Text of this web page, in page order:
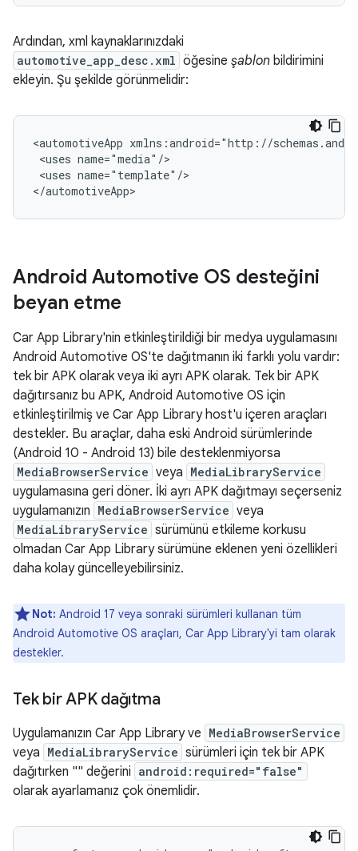
Ardından, xml kaynaklarınızdaki
automotive_app_desc.xml öğesine şablon bildirimini
ekleyin. Şu şekilde görünmelidir:
<automotiveApp
<uses
<uses name="template"/>
Android Automotive OS desteğini
beyan etme
Car App Library'nin etkinleştirildiği bir medya uygulamasını
Android Automotive OS'te dağıtmanın iki farklı yolu vardır:
tek bir APK olarak veya iki ayrı APK olarak. Tek bir APK
dağıtırsanız bu APK, Android Automotive OS için
etkinleştirilmiş ve Car App Library host'u içeren araçları
destekler. Bu araçlar, daha eski Android sürümlerinde
(Android 10 - Android 13) bile desteklenmiyorsa
MediaBrowserService veya MediaLibraryService
uygulamasına geri döner. İki ayrı APK dağıtmayı seçerseniz
uygulamanızın MediaBrowserService veya
MediaLibraryService sürümünü etkileme korkusu
olmadan Car App Library sürümüne eklenen yeni özellikleri
daha kolay güncelleyebilirsiniz.
Not: Android 17 veya sonraki sürümleri kullanan tüm
Android Automotive OS araçları, Car App Library'yi tam olarak
destekler.
Tek bir APK dağıtma
Uygulamanızın Car App Library ve MediaBrowserService
veya MediaLibraryService sürümleri için tek bir APK
dağıtırken "" değerini android:required="false"
olarak ayarlamanız çok önemlidir.